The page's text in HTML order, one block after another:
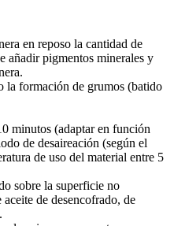
en reposo la cantidad de
añadir pigmentos minerales y
la formación de grumos (batido
minutos (adaptar en función
de desaireación (según el
de uso del material entre 5
sobre la superficie no
de desencofrado, de